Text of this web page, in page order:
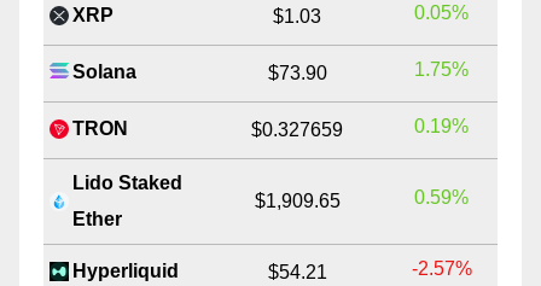
XRP $1.03 0.05%
Solana $73.90 1.75%
TRON $0.327659 0.19%
Lido Staked
Ether
$1,909.65 0.59%
Hyperliquid $54.21 -2.57%